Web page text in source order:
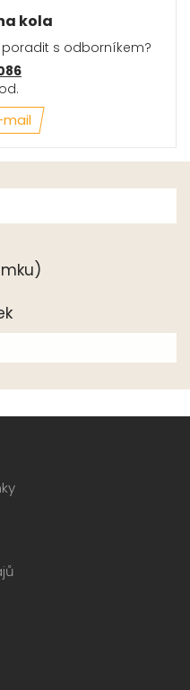
kola
poradit s odborníkem?